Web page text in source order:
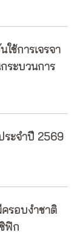
ใช้การเจรจา
ระบวนการ
ระจำปี 2569
ครอบงำชาติ
ฟิก